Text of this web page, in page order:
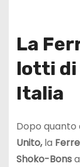
La
lotti di
Italia
Dopo quanto
Unito,la
Shoko-Bons